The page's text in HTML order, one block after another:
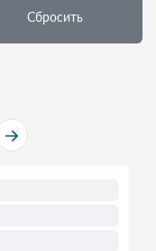
Сбросить